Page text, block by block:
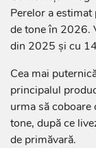
Perelor a
de tone în 2026.
din 2025 și cu
Cea mai
principalul
urma să
tone, după ce
de primăvară.